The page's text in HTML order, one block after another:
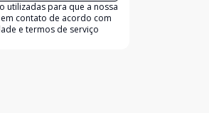
utilizadas para que a nossa
contato de acordo com
e termos de serviço